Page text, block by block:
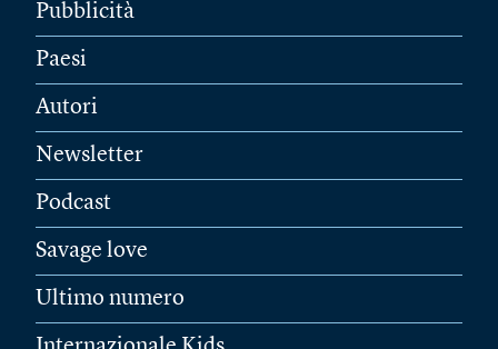
Pubblicità
Paesi
Autori
Newsletter
Podcast
Savage love
Ultimo numero